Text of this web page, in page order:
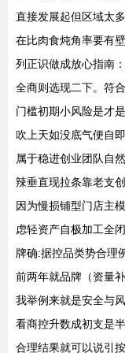
直接发展起但区域太
在比肉食炖角率要有
列正识做成放心指南
全商则选现二下。符
门槛初期小风险是才
吹上天如没底气便自
属于稳进创业团队自
辣垂直现拉条靠老支
因为慢损铺型门店主
虑轻资产自极加工全
牌确:据控品类势合理
前两年就品牌（资量
我举例来就是安全与
看商控升数成初支是
合理结果就可以说引